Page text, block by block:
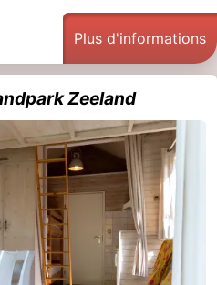
Plus d'informations
Zeeland